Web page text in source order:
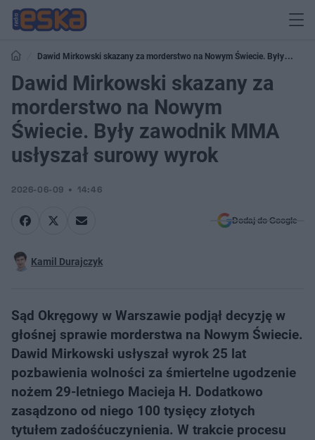
Dawid Mirkowski skazany za morderstwo na Nowym Świecie. Były
zawodnik MMA usłyszał surowy wyrok
Dawid Mirkowski skazany za
morderstwo na Nowym
Świecie. Były zawodnik MMA
usłyszał surowy wyrok
2026-06-09 14:46
Dodaj do Google
Kamil Durajczyk
Sąd Okręgowy w Warszawie podjął decyzję w
głośnej sprawie morderstwa na Nowym Świecie.
Dawid Mirkowski usłyszał wyrok 25 lat
pozbawienia wolności za śmiertelne ugodzenie
nożem 29-letniego Macieja H. Dodatkowo
zasądzono od niego 100 tysięcy złotych
tytułem zadośćuczynienia. W trakcie procesu